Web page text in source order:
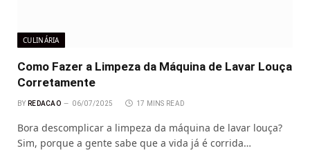
CULINÁRIA
Como Fazer a Limpeza da Máquina de Lavar Louça
Corretamente
BY REDACAO 06/07/2025 17 MINS READ
Bora descomplicar a limpeza da máquina de lavar louça?
Sim, porque a gente sabe que a vida já é corrida…